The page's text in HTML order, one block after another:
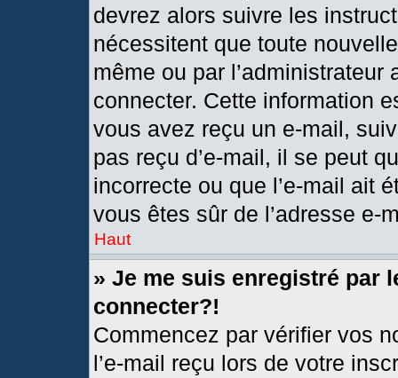
devrez alors suivre les
nécessitent que toute
même ou par
connecter. Cette information
vous avez reçu un e-mail,
pas reçu d’e-mail, il se peut
incorrecte ou que l’e-mail ait
vous êtes sûr de l’adresse e-
Haut
» Je me suis enregistré par
connecter?!
Commencez par vérifier vos
l’e-mail reçu lors de votre